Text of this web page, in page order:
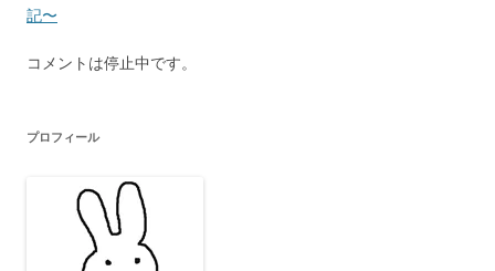
記〜
コメントは停止中です。
プロフィール